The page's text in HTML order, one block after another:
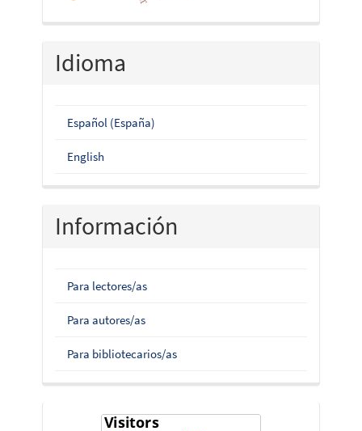
Idioma
Español (España)
English
Información
Para lectores/as
Para autores/as
Para bibliotecarios/as